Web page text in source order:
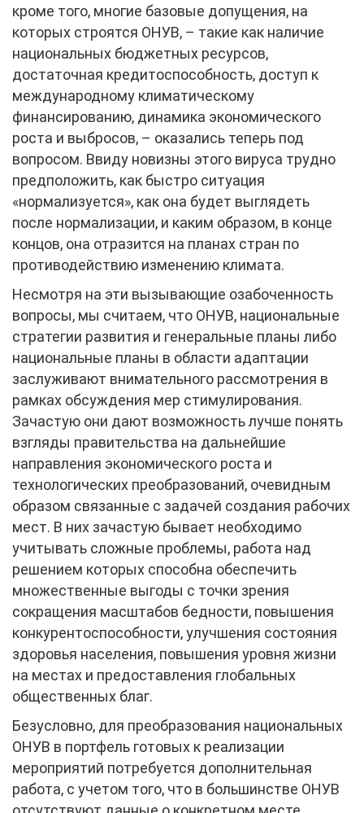
кроме того, многие базовые допущения, на
которых строятся ОНУВ, – такие как наличие
национальных бюджетных ресурсов,
достаточная кредитоспособность, доступ к
международному климатическому
финансированию, динамика экономического
роста и выбросов, – оказались теперь под
вопросом. Ввиду новизны этого вируса трудно
предположить, как быстро ситуация
«нормализуется», как она будет выглядеть
после нормализации, и каким образом, в конце
концов, она отразится на планах стран по
противодействию изменению климата.
Несмотря на эти вызывающие озабоченность
вопросы, мы считаем, что ОНУВ, национальные
стратегии развития и генеральные планы либо
национальные планы в области адаптации
заслуживают внимательного рассмотрения в
рамках обсуждения мер стимулирования.
Зачастую они дают возможность лучше понять
взгляды правительства на дальнейшие
направления экономического роста и
технологических преобразований, очевидным
образом связанные с задачей создания рабочих
мест. В них зачастую бывает необходимо
учитывать сложные проблемы, работа над
решением которых способна обеспечить
множественные выгоды с точки зрения
сокращения масштабов бедности, повышения
конкурентоспособности, улучшения состояния
здоровья населения, повышения уровня жизни
на местах и предоставления глобальных
общественных благ.
Безусловно, для преобразования национальных
ОНУВ в портфель готовых к реализации
мероприятий потребуется дополнительная
работа, с учетом того, что в большинстве ОНУВ